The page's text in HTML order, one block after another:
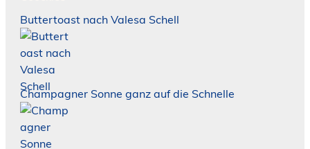
Buttertoast nach Valesa Schell
Champagner Sonne ganz auf die Schnelle